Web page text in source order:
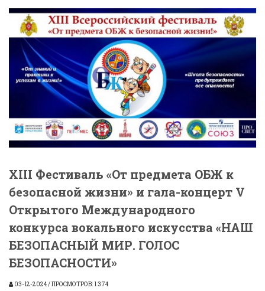
XIII Фестиваль «От предмета ОБЖ к
безопасной жизни» и гала-концерт V
Открытого Международного
конкурса вокального искусства «НАШ
БЕЗОПАСНЫЙ МИР. ГОЛОС
БЕЗОПАСНОСТИ»
03-12-2024 / ПРОСМОТРОВ: 1 374